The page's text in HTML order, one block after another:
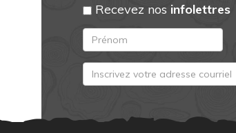
Recevez nos infolettres